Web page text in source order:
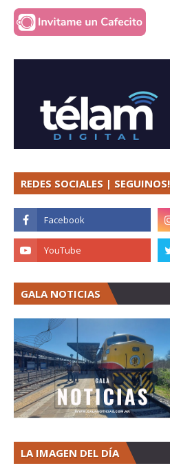
REDES SOCIALES | SEGUINOS!
GALA NOTICIAS
LA IMAGEN DEL DÍA